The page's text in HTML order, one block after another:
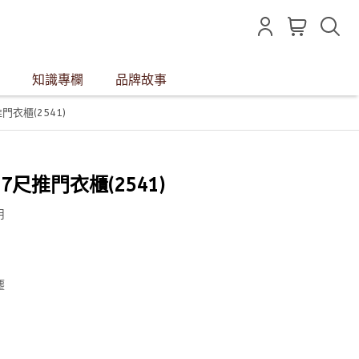
知識專欄 品牌故事
衣櫃(2541)
尺推門衣櫃(2541)